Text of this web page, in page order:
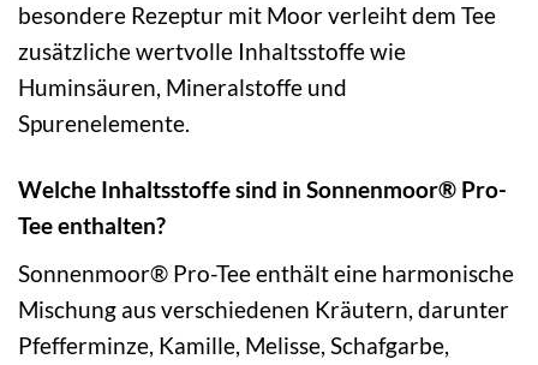
besondere Rezeptur mit Moor verleiht dem Tee
zusätzliche wertvolle Inhaltsstoffe wie
Huminsäuren, Mineralstoffe und
Spurenelemente.
Welche Inhaltsstoffe sind in Sonnenmoor® Pro-
Tee enthalten?
Sonnenmoor® Pro-Tee enthält eine harmonische
Mischung aus verschiedenen Kräutern, darunter
Pfefferminze, Kamille, Melisse, Schafgarbe,